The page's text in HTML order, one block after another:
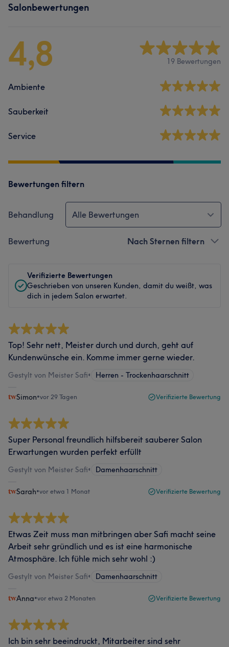
Salonbewertungen
4,8 19 Bewertungen
Ambiente
Sauberkeit
Service
Bewertungen filtern
Behandlung Alle Bewertungen
Bewertung Nach Sternen filtern
Verifizierte Bewertungen
Geschrieben von unseren Kunden, damit du weißt, was
dich in jedem Salon erwartet.
Top! Sehr nett, Meister durch und durch, geht auf
Kundenwünsche ein. Komme immer gerne wieder.
Gestylt von Meister Safi• Herren - Trockenhaarschnitt
Simon•vor 29 Tagen Verifizierte Bewertung
Super Personal freundlich hilfsbereit sauberer Salon
Erwartungen wurden perfekt erfüllt
Gestylt von Meister Safi• Damenhaarschnitt
Sarah•vor etwa 1 Monat Verifizierte Bewertung
Etwas Zeit muss man mitbringen aber Safi macht seine
Arbeit sehr gründlich und es ist eine harmonische
Atmosphäre. Ich fühle mich sehr wohl :)
Gestylt von Meister Safi• Damenhaarschnitt
Anna•vor etwa 2 Monaten Verifizierte Bewertung
Ich bin sehr beeindruckt, Mitarbeiter sind sehr